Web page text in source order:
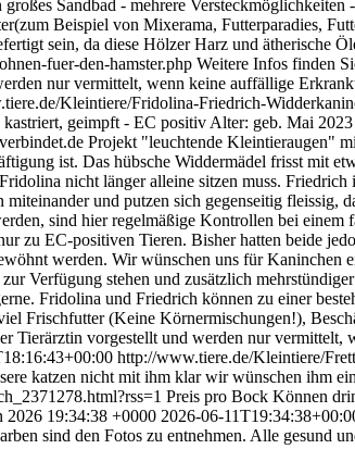
Sandbad - mehrere
Beispiel von Mixerama, Futterparadies,
sein, da diese Hölzer Harz und ätherische
fuer-den-hamster.php Weitere Infos finden
nur vermittelt, wenn keine auffällige
Kleintiere/Fridolina-Friedrich-
geimpft - EC positiv Alter: geb. Mai
Projekt "leuchtende Kleintieraugen"
ist. Das hübsche Widdermädel frisst mit
nicht länger alleine sitzen muss. Friedrich
und putzen sich gegenseitig fleissig,
sind hier regelmäßige Kontrollen bei
zu EC-positiven Tieren. Bisher hatten beide
werden. Wir wünschen uns für Kaninchen
Verfügung stehen und zusätzlich
Fridolina und Friedrich können zu einer
Frischfutter (Keine Körnermischungen!),
Tierärztin vorgestellt und werden nur vermittelt,
http://www.tiere.de/Kleintiere/
katzen nicht mit ihm klar wir wünschen ihm
Preis pro Bock Können
2026 19:34:38 +0000 2026-06-
sind den Fotos zu entnehmen. Alle gesund